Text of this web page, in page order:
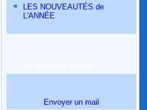
LES NOUVEAUTÉS de
L'ANNÉE
Envoyer un mail